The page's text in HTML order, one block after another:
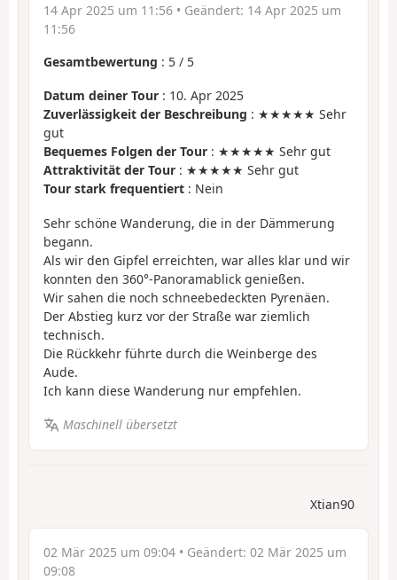
14 Apr 2025 um 11:56 • Geändert: 14 Apr 2025 um
11:56
Gesamtbewertung : 5 / 5
Datum deiner Tour : 10. Apr 2025
Zuverlässigkeit der Beschreibung : ★★★★★ Sehr
gut
Bequemes Folgen der Tour : ★★★★★ Sehr gut
Attraktivität der Tour : ★★★★★ Sehr gut
Tour stark frequentiert : Nein
Sehr schöne Wanderung, die in der Dämmerung
begann.
Als wir den Gipfel erreichten, war alles klar und wir
konnten den 360°-Panoramablick genießen.
Wir sahen die noch schneebedeckten Pyrenäen.
Der Abstieg kurz vor der Straße war ziemlich
technisch.
Die Rückkehr führte durch die Weinberge des
Aude.
Ich kann diese Wanderung nur empfehlen.
Maschinell übersetzt
Xtian90
02 Mär 2025 um 09:04 • Geändert: 02 Mär 2025 um
09:08